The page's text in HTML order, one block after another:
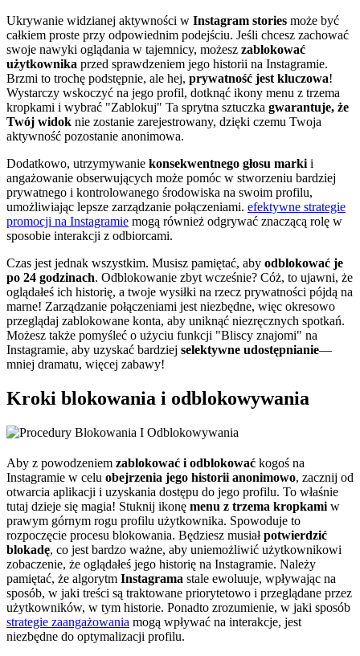
Ukrywanie widzianej aktywności w Instagram stories może być
całkiem proste przy odpowiednim podejściu. Jeśli chcesz zachować
swoje nawyki oglądania w tajemnicy, możesz zablokować
użytkownika przed sprawdzeniem jego historii na Instagramie.
Brzmi to trochę podstępnie, ale hej, prywatność jest kluczowa!
Wystarczy wskoczyć na jego profil, dotknąć ikony menu z trzema
kropkami i wybrać "Zablokuj" Ta sprytna sztuczka gwarantuje, że
Twój widok nie zostanie zarejestrowany, dzięki czemu Twoja
aktywność pozostanie anonimowa.
Dodatkowo, utrzymywanie konsekwentnego głosu marki i
angażowanie obserwujących może pomóc w stworzeniu bardziej
prywatnego i kontrolowanego środowiska na swoim profilu,
umożliwiając lepsze zarządzanie połączeniami. efektywne strategie
promocji na Instagramie mogą również odgrywać znaczącą rolę w
sposobie interakcji z odbiorcami.
Czas jest jednak wszystkim. Musisz pamiętać, aby odblokować je
po 24 godzinach. Odblokowanie zbyt wcześnie? Cóż, to ujawni, że
oglądałeś ich historię, a twoje wysiłki na rzecz prywatności pójdą na
marne! Zarządzanie połączeniami jest niezbędne, więc okresowo
przeglądaj zablokowane konta, aby uniknąć niezręcznych spotkań.
Możesz także pomyśleć o użyciu funkcji "Bliscy znajomi" na
Instagramie, aby uzyskać bardziej selektywne udostępnianie—
mniej dramatu, więcej zabawy!
Kroki blokowania i odblokowywania
Aby z powodzeniem zablokować i odblokować kogoś na
Instagramie w celu obejrzenia jego historii anonimowo, zacznij od
otwarcia aplikacji i uzyskania dostępu do jego profilu. To właśnie
tutaj dzieje się magia! Stuknij ikonę menu z trzema kropkami w
prawym górnym rogu profilu użytkownika. Spowoduje to
rozpoczęcie procesu blokowania. Będziesz musiałpotwierdzić
blokadę, co jest bardzo ważne, aby uniemożliwić użytkownikowi
zobaczenie, że oglądałeś jego historię na Instagramie. Należy
pamiętać, że algorytm Instagrama stale ewoluuje, wpływając na
sposób, w jaki treści są traktowane priorytetowo i przeglądane przez
użytkowników, w tym historie. Ponadto zrozumienie, w jaki sposób
strategie zaangażowania mogą wpływać na interakcje, jest
niezbędne do optymalizacji profilu.